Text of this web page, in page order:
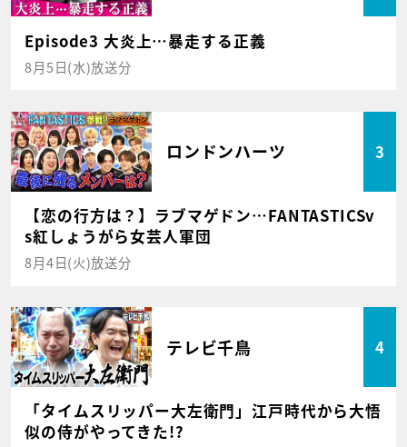
Episode3 大炎上…暴走する正義
8月5日(水)放送分
ロンドンハーツ 3
【恋の行方は？】ラブマゲドン…FANTASTICSv
s紅しょうがら女芸人軍団
8月4日(火)放送分
テレビ千鳥 4
「タイムスリッパー大左衛門」江戸時代から大悟
似の侍がやってきた!?